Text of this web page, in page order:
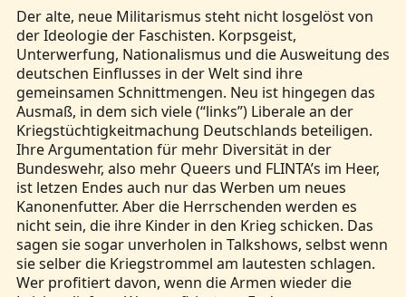
Der alte, neue Militarismus steht nicht losgelöst von
der Ideologie der Faschisten. Korpsgeist,
Unterwerfung, Nationalismus und die Ausweitung des
deutschen Einflusses in der Welt sind ihre
gemeinsamen Schnittmengen. Neu ist hingegen das
Ausmaß, in dem sich viele (“links”) Liberale an der
Kriegstüchtigkeitmachung Deutschlands beteiligen.
Ihre Argumentation für mehr Diversität in der
Bundeswehr, also mehr Queers und FLINTA’s im Heer,
ist letzen Endes auch nur das Werben um neues
Kanonenfutter. Aber die Herrschenden werden es
nicht sein, die ihre Kinder in den Krieg schicken. Das
sagen sie sogar unverholen in Talkshows, selbst wenn
sie selber die Kriegstrommel am lautesten schlagen.
Wer profitiert davon, wenn die Armen wieder die